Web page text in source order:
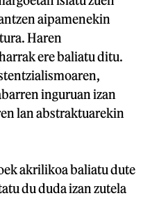
aipamenekin
Haren
ere baliatu ditu.
inguruan izan
lan abstraktuarekin
akrilikoa baliatu dute
du duda izan zutela